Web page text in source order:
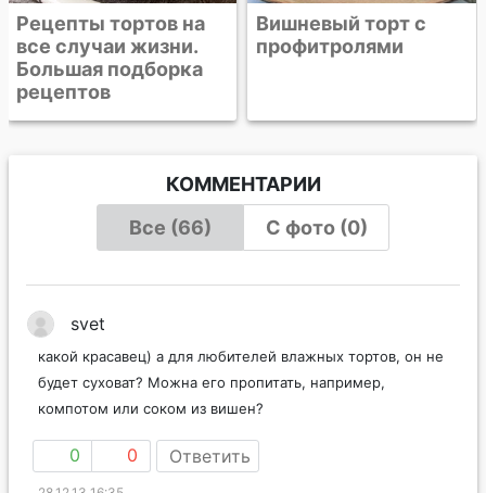
Вишневый торт с
профитролями
КОММЕНТАРИИ
Все (66)
С фото (0)
svet
какой красавец) а для любителей влажных тортов, он не
будет суховат? Можна его пропитать, например,
компотом или соком из вишен?
0 0 Ответить